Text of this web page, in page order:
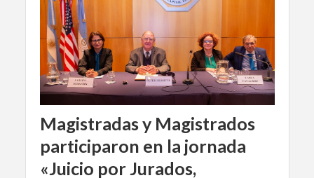
Magistradas y Magistrados
participaron en la jornada
«Juicio por Jurados,